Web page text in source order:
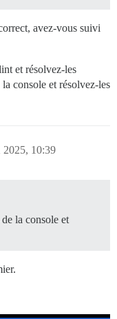
"box") {
{
#" +
{
!=
avez-vous suivi
et résolvez-les
console et résolvez-les
2025, 10:39
la console et